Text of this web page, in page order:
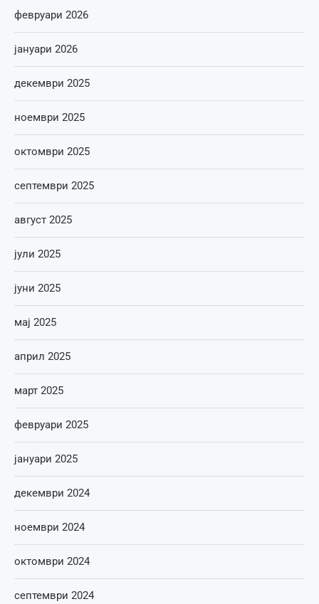
февруари 2026
јануари 2026
декември 2025
ноември 2025
октомври 2025
септември 2025
август 2025
јули 2025
јуни 2025
мај 2025
април 2025
март 2025
февруари 2025
јануари 2025
декември 2024
ноември 2024
октомври 2024
септември 2024